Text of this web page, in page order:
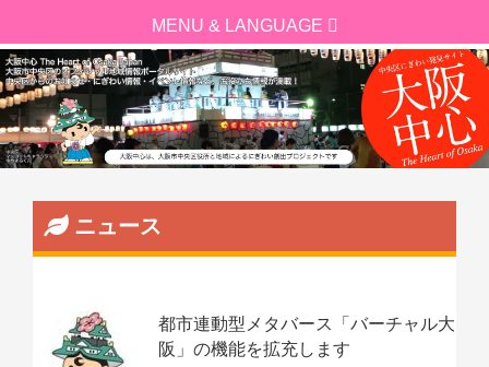
ニュース
都市連動型メタバース「バーチャル大
阪」の機能を拡充します